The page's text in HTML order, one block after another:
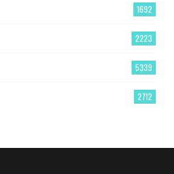
1692
2223
5339
2712